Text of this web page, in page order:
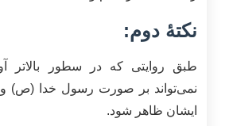
نکتۀ دوم:
طبق روایتی که در سطور بالاتر
نمی‌تواند بر صورت رسول خدا (ص) و
ایشان ظاهر شود.